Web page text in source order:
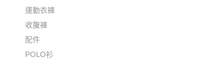
運動衣褲
收腹褲
配件
POLO衫